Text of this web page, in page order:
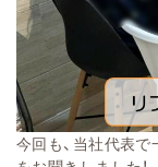
今回も、当社代表